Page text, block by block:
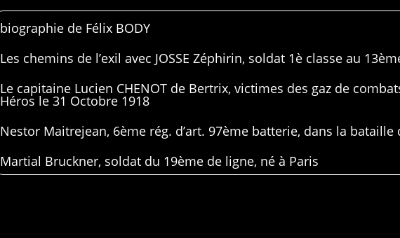
biographie de Félix BODY
Les chemins de l’exil avec JOSSE Zéphirin, soldat 1è classe au
Le capitaine Lucien CHENOT de Bertrix, victimes des gaz de
Héros le 31 Octobre 1918
Nestor Maitrejean, 6ème rég. d’art. 97ème batterie, dans la bataille
Martial Bruckner, soldat du 19ème de ligne, né à Paris